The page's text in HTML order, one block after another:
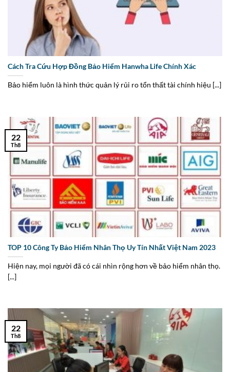
Cách Tra Cứu Hợp Đồng Bảo Hiểm Hanwha Life Chính Xác
Bảo hiểm luôn là hình thức quản lý rủi ro tổn thất tài chính hiệu [...]
TOP 10 Công Ty Bảo Hiểm Nhân Thọ Uy Tín Nhất Việt Nam 2023
Hiện nay, mọi người đã có cái nhìn rộng hơn về bảo hiểm nhân thọ.
[...]
22
Th8
22
Th8